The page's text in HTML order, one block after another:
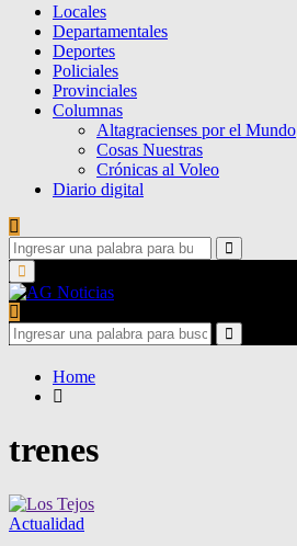
Locales
Departamentales
Deportes
Policiales
Provinciales
Columnas
Altagracienses por el Mundo
Cosas Nuestras
Crónicas al Voleo
Diario digital
Search
for:
Search
Primary
Menu
Search
for:
Search
Home
trenes
Actualidad